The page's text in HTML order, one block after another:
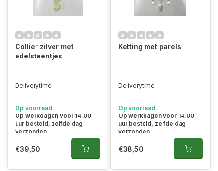
Collier zilver met
edelsteentjes
Deliverytime
Op voorraad
Op werkdagen vóór 14.00
uur besteld, zelfde dag
verzonden
€39,50
Ketting met parels
Deliverytime
Op voorraad
Op werkdagen vóór 14.00
uur besteld, zelfde dag
verzonden
€38,50